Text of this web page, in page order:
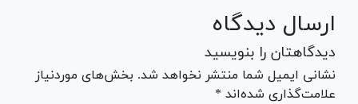
ارسال دیدگاه
دیدگاهتان را بنویسید
نشانی ایمیل شما منتشر نخواهد شد. بخش‌های موردنیاز
علامت‌گذاری شده‌اند *